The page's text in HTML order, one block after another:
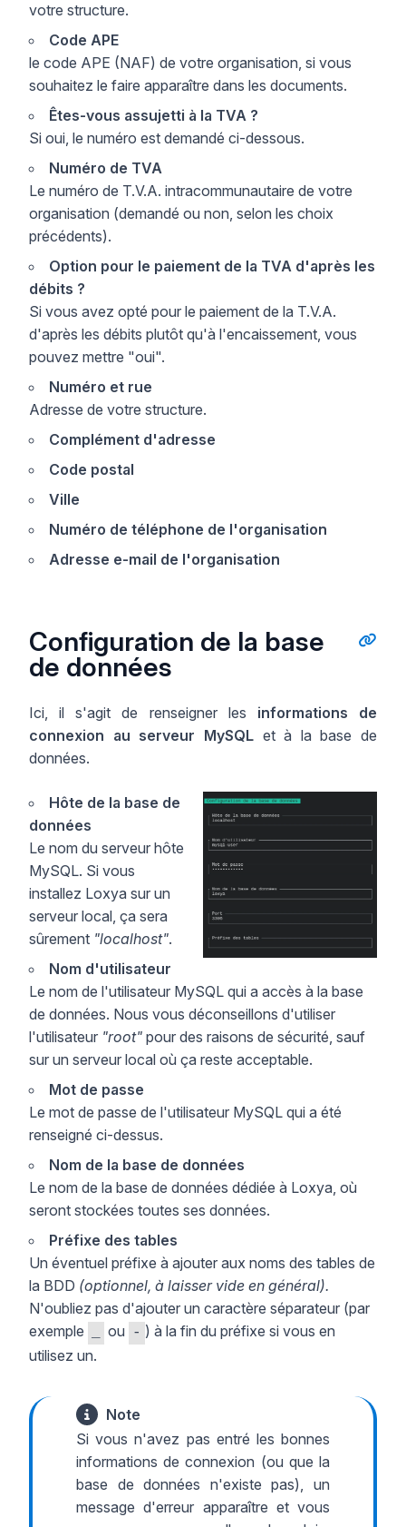
votre structure.
Code APE
le code APE (NAF) de votre organisation, si vous
souhaitez le faire apparaître dans les documents.
Êtes-vous assujetti à la TVA ?
Si oui, le numéro est demandé ci-dessous.
Numéro de TVA
Le numéro de T.V.A. intracommunautaire de votre
organisation (demandé ou non, selon les choix
précédents).
Option pour le paiement de la TVA d'après les
débits ?
Si vous avez opté pour le paiement de la T.V.A.
d'après les débits plutôt qu'à l'encaissement, vous
pouvez mettre "oui".
Numéro et rue
Adresse de votre structure.
Complément d'adresse
Code postal
Ville
Numéro de téléphone de l'organisation
Adresse e-mail de l'organisation
Configuration de la base
de données
Ici, il s'agit de renseigner les informations de
connexion au serveur MySQLet à la base de
données.
Hôte de la base de
données
Le nom du serveur hôte
MySQL. Si vous
installez Loxya sur un
serveur local, ça sera
sûrement "localhost".
Nom d'utilisateur
Le nom de l'utilisateur MySQL qui a accès à la base
de données. Nous vous déconseillons d'utiliser
l'utilisateur "root" pour des raisons de sécurité, sauf
sur un serveur local où ça reste acceptable.
Mot de passe
Le mot de passe de l'utilisateur MySQL qui a été
renseigné ci-dessus.
Nom de la base de données
Le nom de la base de données dédiée à Loxya, où
seront stockées toutes ses données.
Préfixe des tables
Un éventuel préfixe à ajouter aux noms des tables de
la BDD (optionnel, à laisser vide en général).
N'oubliez pas d'ajouter un caractère séparateur (par
exemple
ou - ) à la fin du préfixe si vous en
utilisez un.
Note
Si vous n'avez pas entré les bonnes
informations de connexion (ou que la
base de données n'existe pas), un
message d'erreur apparaître et vous